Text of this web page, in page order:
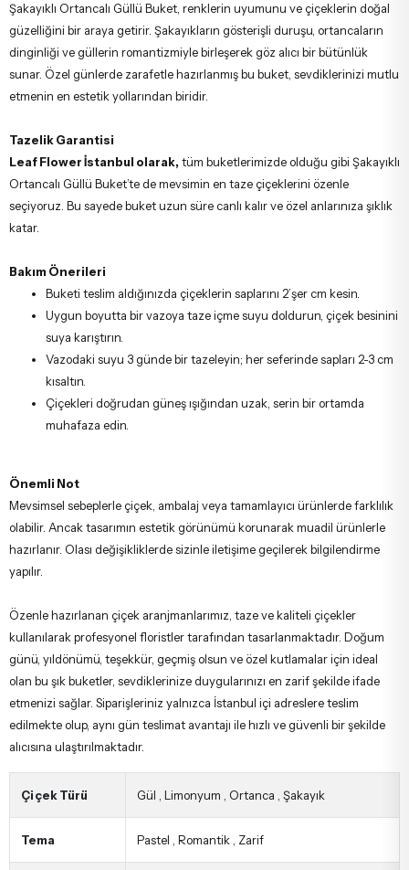
Şakayıklı Ortancalı Güllü Buket, renklerin uyumunu ve çiçeklerin doğal
güzelliğini bir araya getirir. Şakayıkların gösterişli duruşu, ortancaların
dinginliği ve güllerin romantizmiyle birleşerek göz alıcı bir bütünlük
sunar. Özel günlerde zarafetle hazırlanmış bu buket, sevdiklerinizi mutlu
etmenin en estetik yollarından biridir.
Tazelik Garantisi
Leaf Flower İstanbul olarak, tüm buketlerimizde olduğu gibi Şakayıklı
Ortancalı Güllü Buket’te de mevsimin en taze çiçeklerini özenle
seçiyoruz. Bu sayede buket uzun süre canlı kalır ve özel anlarınıza şıklık
katar.
Bakım Önerileri
Buketi teslim aldığınızda çiçeklerin saplarını 2’şer cm kesin.
Uygun boyutta bir vazoya taze içme suyu doldurun, çiçek besinini
suya karıştırın.
Vazodaki suyu 3 günde bir tazeleyin; her seferinde sapları 2-3 cm
kısaltın.
Çiçekleri doğrudan güneş ışığından uzak, serin bir ortamda
muhafaza edin.
Önemli Not
Mevsimsel sebeplerle çiçek, ambalaj veya tamamlayıcı ürünlerde farklılık
olabilir. Ancak tasarımın estetik görünümü korunarak muadil ürünlerle
hazırlanır. Olası değişikliklerde sizinle iletişime geçilerek bilgilendirme
yapılır.
Özenle hazırlanan çiçek aranjmanlarımız, taze ve kaliteli çiçekler
kullanılarak profesyonel floristler tarafından tasarlanmaktadır. Doğum
günü, yıldönümü, teşekkür, geçmiş olsun ve özel kutlamalar için ideal
olan bu şık buketler, sevdiklerinize duygularınızı en zarif şekilde ifade
etmenizi sağlar. Siparişleriniz yalnızca İstanbul içi adreslere teslim
edilmekte olup, aynı gün teslimat avantajı ile hızlı ve güvenli bir şekilde
alıcısına ulaştırılmaktadır.
Çiçek Türü Gül Limonyum Ortanca Şakayık
Tema Pastel Romantik Zarif